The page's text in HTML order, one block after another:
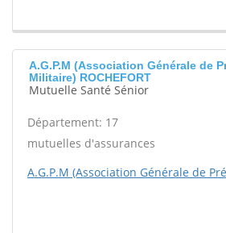
A.G.P.M (Association Générale de
Militaire) ROCHEFORT
Mutuelle Santé Sénior
Département: 17
mutuelles d'assurances
A.G.P.M (Association Générale de